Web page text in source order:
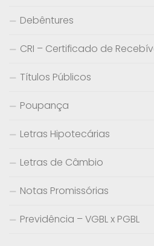
Debêntures
CRI – Certificado de
Títulos Públicos
Poupança
Letras Hipotecárias
Letras de Câmbio
Notas Promissórias
Previdência – VGBL x PGBL